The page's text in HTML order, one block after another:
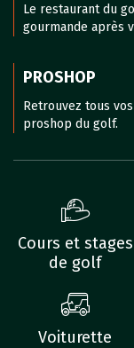
Le restaurant du
gourmande après
PROSHOP
Retrouvez tous
proshop du golf.
Cours et stages
de golf
Voiturette